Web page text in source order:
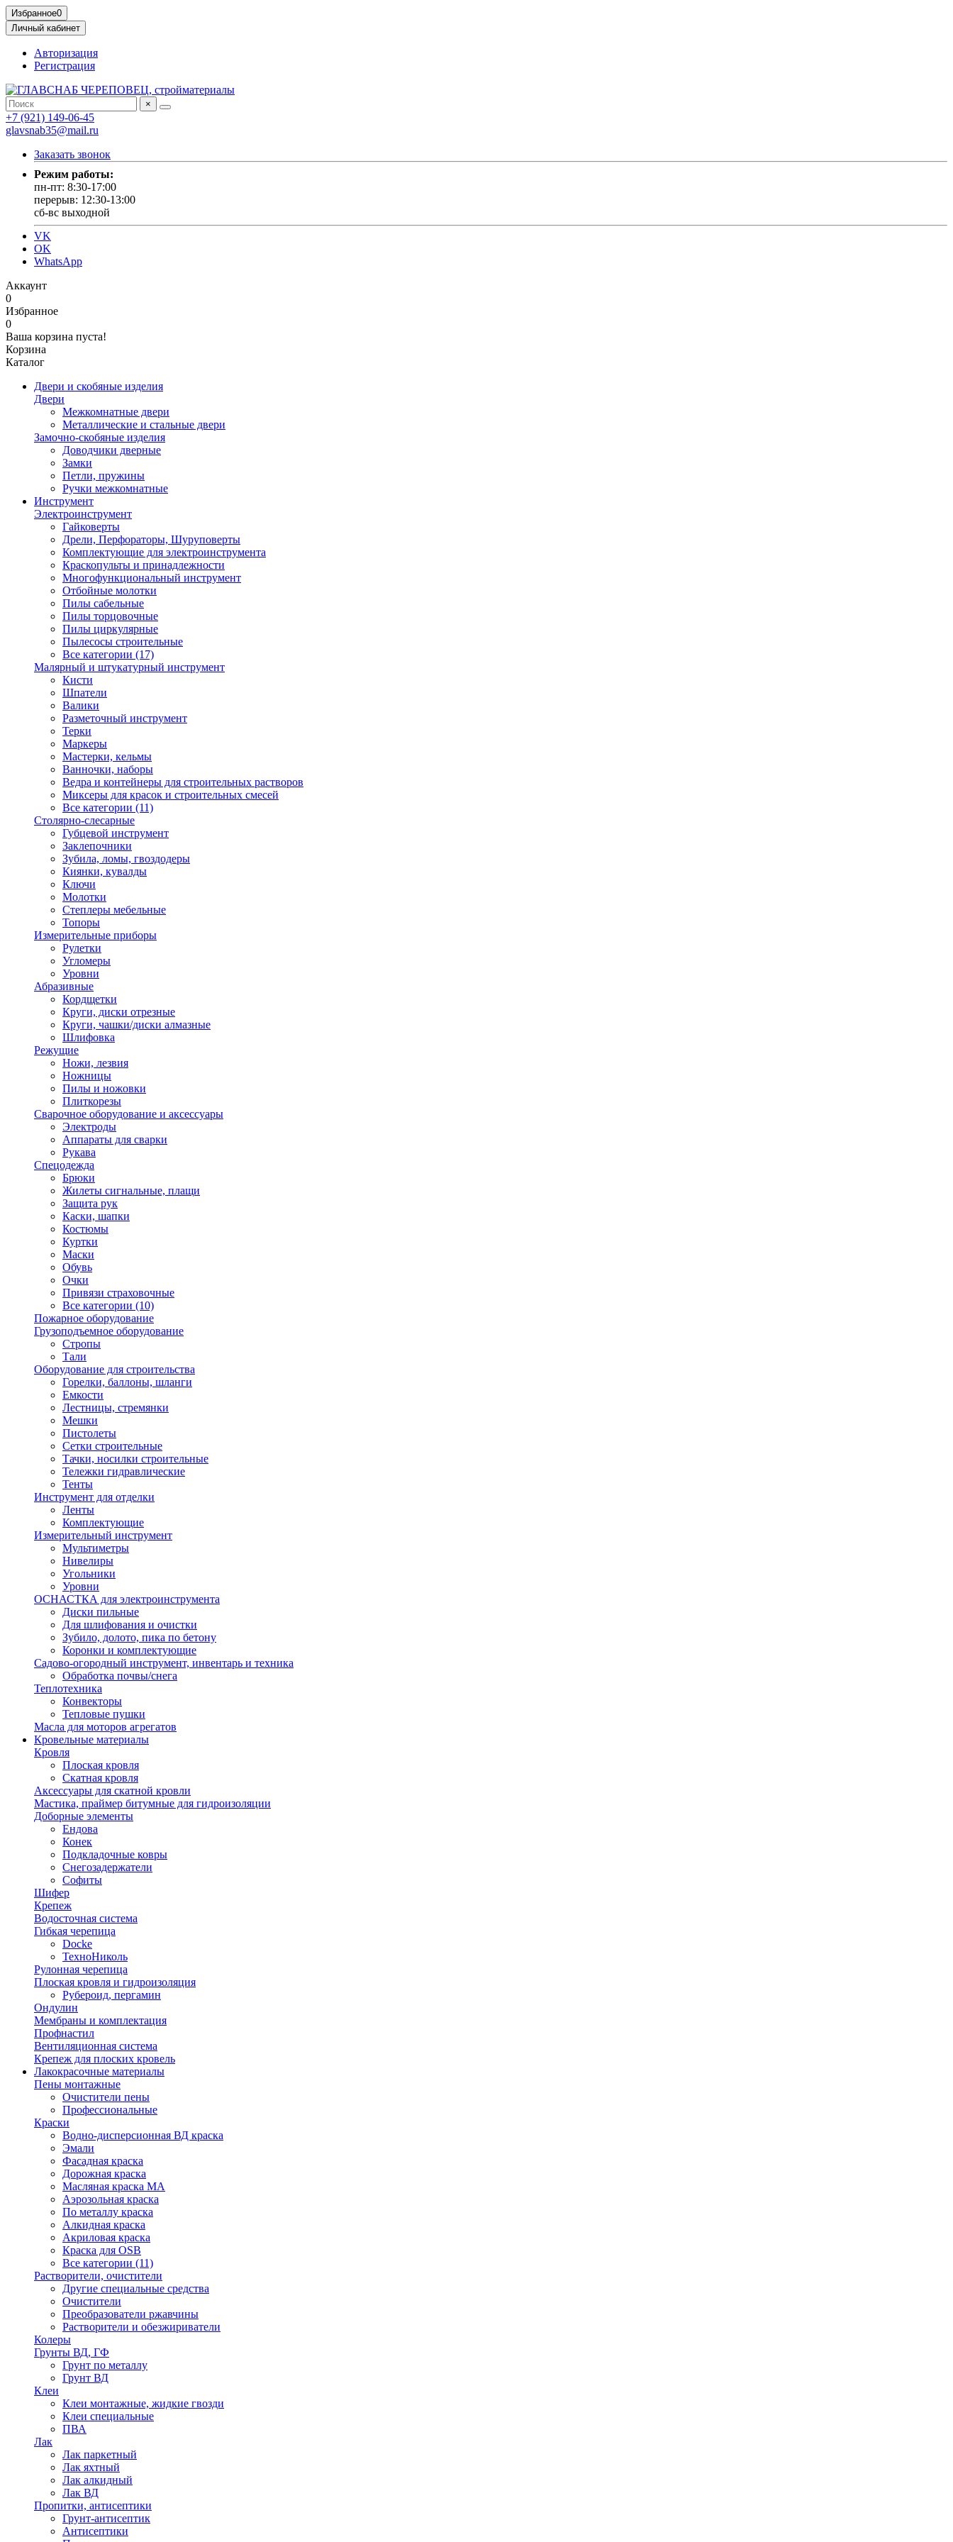
Избранное0
Личный кабинет
Авторизация
Регистрация
×
+7 (921) 149-06-45
glavsnab35@mail.ru
Заказать звонок
Режим работы:
пн-пт: 8:30-17:00
перерыв: 12:30-13:00
сб-вс выходной
VK
OK
WhatsApp
Аккаунт
0
Избранное
0
Ваша корзина пуста!
Корзина
Каталог
Двери и скобяные изделия
Двери
Межкомнатные двери
Металлические и стальные двери
Замочно-скобяные изделия
Доводчики дверные
Замки
Петли, пружины
Ручки межкомнатные
Инструмент
Электроинструмент
Гайковерты
Дрели, Перфораторы, Шуруповерты
Комплектующие для электроинструмента
Краскопульты и принадлежности
Многофункциональный инструмент
Отбойные молотки
Пилы сабельные
Пилы торцовочные
Пилы циркулярные
Пылесосы строительные
Все категории (17)
Малярный и штукатурный инструмент
Кисти
Шпатели
Валики
Разметочный инструмент
Терки
Маркеры
Мастерки, кельмы
Ванночки, наборы
Ведра и контейнеры для строительных растворов
Миксеры для красок и строительных смесей
Все категории (11)
Столярно-слесарные
Губцевой инструмент
Заклепочники
Зубила, ломы, гвоздодеры
Киянки, кувалды
Ключи
Молотки
Степлеры мебельные
Топоры
Измерительные приборы
Рулетки
Угломеры
Уровни
Абразивные
Кордщетки
Круги, диски отрезные
Круги, чашки/диски алмазные
Шлифовка
Режущие
Ножи, лезвия
Ножницы
Пилы и ножовки
Плиткорезы
Сварочное оборудование и аксессуары
Электроды
Аппараты для сварки
Рукава
Спецодежда
Брюки
Жилеты сигнальные, плащи
Защита рук
Каски, шапки
Костюмы
Куртки
Маски
Обувь
Очки
Привязи страховочные
Все категории (10)
Пожарное оборудование
Грузоподъемное оборудование
Стропы
Тали
Оборудование для строительства
Горелки, баллоны, шланги
Емкости
Лестницы, стремянки
Мешки
Пистолеты
Сетки строительные
Тачки, носилки строительные
Тележки гидравлические
Тенты
Инструмент для отделки
Ленты
Комплектующие
Измерительный инструмент
Мультиметры
Нивелиры
Угольники
Уровни
ОСНАСТКА для электроинструмента
Диски пильные
Для шлифования и очистки
Зубило, долото, пика по бетону
Коронки и комплектующие
Садово-огородный инструмент, инвентарь и техника
Обработка почвы/снега
Теплотехника
Конвекторы
Тепловые пушки
Масла для моторов агрегатов
Кровельные материалы
Кровля
Плоская кровля
Скатная кровля
Аксессуары для скатной кровли
Мастика, праймер битумные для гидроизоляции
Доборные элементы
Ендова
Конек
Подкладочные ковры
Снегозадержатели
Софиты
Шифер
Крепеж
Водосточная система
Гибкая черепица
Docke
ТехноНиколь
Рулонная черепица
Плоская кровля и гидроизоляция
Рубероид, пергамин
Ондулин
Мембраны и комплектация
Профнастил
Вентиляционная система
Крепеж для плоских кровель
Лакокрасочные материалы
Пены монтажные
Очистители пены
Профессиональные
Краски
Водно-дисперсионная ВД краска
Эмали
Фасадная краска
Дорожная краска
Масляная краска МА
Аэрозольная краска
По металлу краска
Алкидная краска
Акриловая краска
Краска для OSB
Все категории (11)
Растворители, очистители
Другие специальные средства
Очистители
Преобразователи ржавчины
Растворители и обезжириватели
Колеры
Грунты ВД, ГФ
Грунт по металлу
Грунт ВД
Клеи
Клеи монтажные, жидкие гвозди
Клеи специальные
ПВА
Лак
Лак паркетный
Лак яхтный
Лак алкидный
Лак ВД
Пропитки, антисептики
Грунт-антисептик
Антисептики